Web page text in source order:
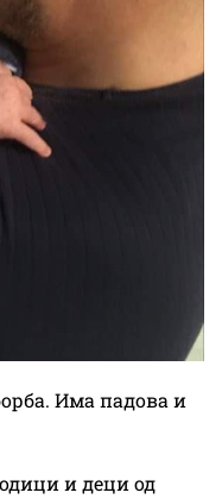
Има падова и
и деци од